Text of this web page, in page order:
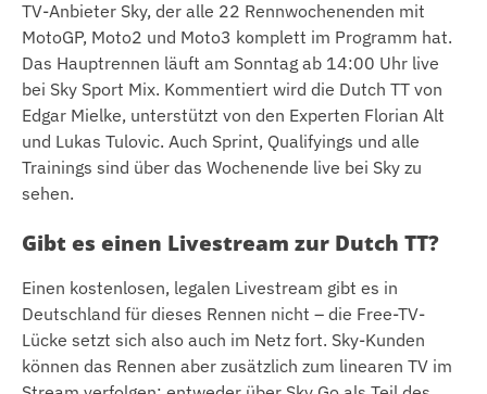
TV-Anbieter Sky, der alle 22 Rennwochenenden mit
MotoGP, Moto2 und Moto3 komplett im Programm hat.
Das Hauptrennen läuft am Sonntag ab 14:00 Uhr live
bei Sky Sport Mix. Kommentiert wird die Dutch TT von
Edgar Mielke, unterstützt von den Experten Florian Alt
und Lukas Tulovic. Auch Sprint, Qualifyings und alle
Trainings sind über das Wochenende live bei Sky zu
sehen.
Gibt es einen Livestream zur Dutch TT?
Einen kostenlosen, legalen Livestream gibt es in
Deutschland für dieses Rennen nicht – die Free-TV-
Lücke setzt sich also auch im Netz fort. Sky-Kunden
können das Rennen aber zusätzlich zum linearen TV im